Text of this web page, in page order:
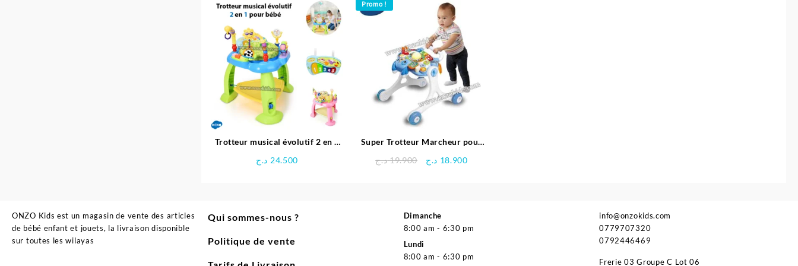
Trotteur musical évolutif 2 en 1
24.500 د.ج
Promo !
Super Trotteur Marcheur pour
19.900 د.ج
Le
18.900 د.ج
Le
ONZO Kids est un magasin de vente des articles
de bébé enfant et jouets, la livraison disponible
sur toutes les wilayas
Qui sommes-nous ?
Politique de vente
Dimanche
8:00 am - 6:30 pm
Lundi
8:00 am - 6:30 pm
info@onzokids.com
0779707320
0792446469
Frerie 03 Groupe C Lot 06